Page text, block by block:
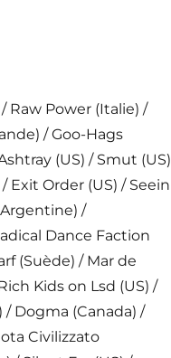
volume.
Raw Power (Italie) /
/ Goo-Hags
(US) / Smut (US)
Exit Order (US) / Seein
/
Dance Faction
(Suède) / Mar de
Kids on Lsd (US) /
/ Dogma (Canada) /
Civilizzato